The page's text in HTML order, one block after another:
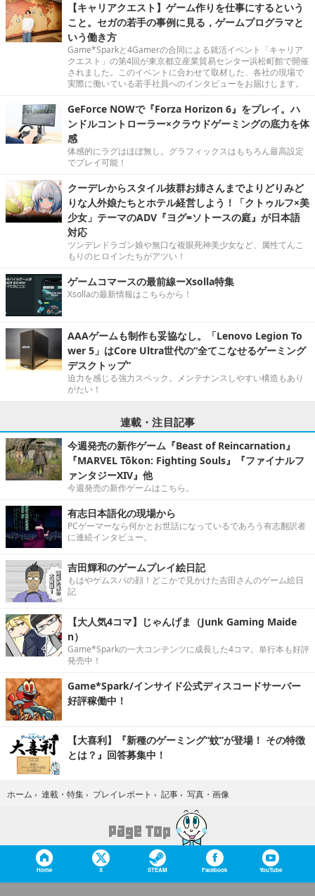
【キャリアクエスト】ゲーム作りを仕事にするという
こと。セガの若手の事例に見る，ゲームプログラマと
いう働き方
Game*Sparkと4Gamerの合同による就活イベント「キャリア
クエスト」の第4回が東京都立産業貿易センター浜松町館で開催
されました。このイベントに合わせて取材した、各社の現場で
実際に働いている若手社員へのインタビューをお届けします。
GeForce NOWで『Forza Horizon 6』をプレイ。ハ
ンドルコントローラー×クラウドゲーミングの底力を体
感
体感的にラグはほぼ無し。グラフィックスはもちろん最高設定
でプレイ可能！
クーデレからスタイル抜群お姉さんまでよりどりみど
りな人外娘たちとホテル経営しよう！「クトゥルフ×美
少女」テーマのADV『ヨグ=ソトースの庭』が日本語
対応
ツンデレドラゴン娘や無口な複眼死神美少女など、属性てんこ
もりのヒロインたちがアツい！
ゲームコマースの最前線ーXsolla特集
Xsollaの最新情報はこちらから！
AAAゲームも制作も妥協なし。「Lenovo Legion To
wer 5」はCore Ultra世代の“全てこなせるゲーミング
デスクトップ”
迫力を感じる強力スペック。メンテナンスしやすい構造もあり
がたい！
連載・注目記事
今週発売の新作ゲーム『Beast of Reincarnation』
『MARVEL Tōkon: Fighting Souls』『ファイナルフ
ァンタジーXIV』他
今週発売の新作ゲームはこちら。
有志日本語化の現場から
PCゲーマーなら何かとお世話になっているであろう有志翻訳者
に連続インタビュー。
吉田輝和のゲームプレイ絵日記
もはやゲムスパの顔！どこかで見かけた吉田さんのゲーム絵日
記
【大人気4コマ】じゃんげま（Junk Gaming Maide
n）
Game*Sparkの一大コンテンツに成長した4コマ。単行本も好評
発売中！
Game*Spark/インサイド公式ディスコードサーバー
好評稼働中！
【大喜利】『新種のゲーミング“蚊”が登場！ その特徴
とは？』回答募集中！
ホーム › 連載・特集 › プレイレポート › 記事 › 写真・画像
Home X STEAM Facebook YouTube